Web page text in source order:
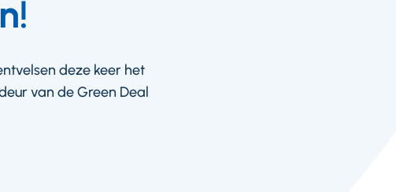
deze keer het
van de Green Deal